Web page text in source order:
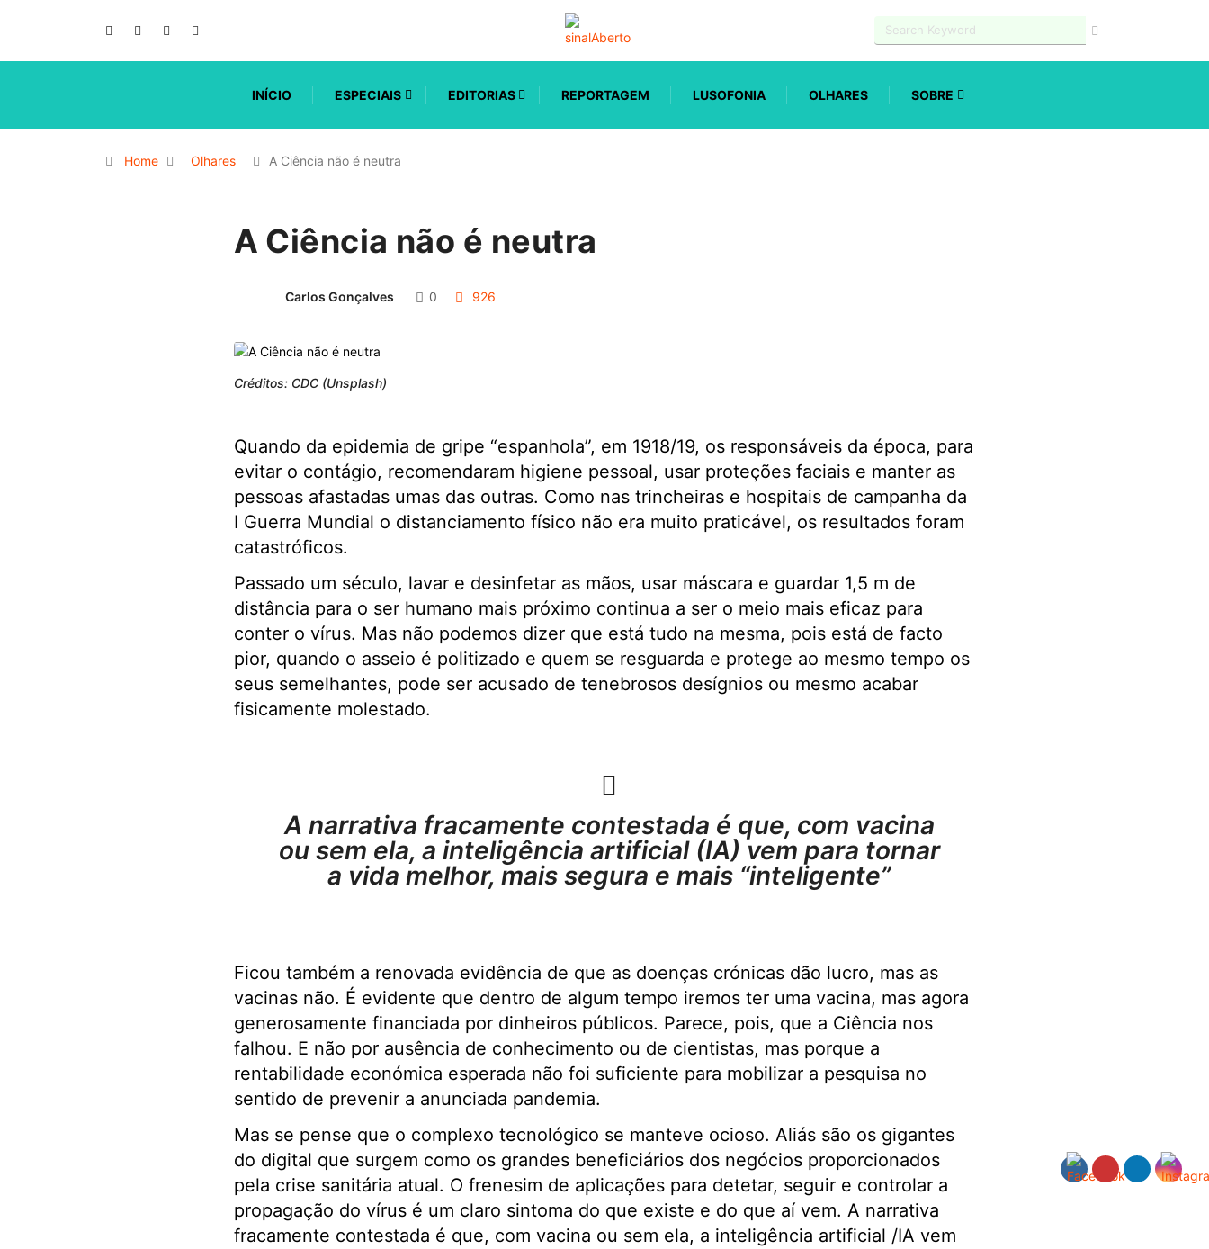
INÍCIO ESPECIAIS EDITORIAS REPORTAGEM LUSOFONIA OLHARES SOBRE
Home Olhares A Ciência não é neutra
A Ciência não é neutra
Carlos Gonçalves 0 926
Créditos: CDC (Unsplash)
Quando da epidemia de gripe “espanhola”, em 1918/19, os responsáveis da época, para
evitar o contágio, recomendaram higiene pessoal, usar proteções faciais e manter as
pessoas afastadas umas das outras. Como nas trincheiras e hospitais de campanha da
I Guerra Mundial o distanciamento físico não era muito praticável, os resultados foram
catastróficos.
Passado um século, lavar e desinfetar as mãos, usar máscara e guardar 1,5 m de
distância para o ser humano mais próximo continua a ser o meio mais eficaz para
conter o vírus. Mas não podemos dizer que está tudo na mesma, pois está de facto
pior, quando o asseio é politizado e quem se resguarda e protege ao mesmo tempo os
seus semelhantes, pode ser acusado de tenebrosos desígnios ou mesmo acabar
fisicamente molestado.
A narrativa fracamente contestada é que, com vacina
ou sem ela, a inteligência artificial (IA) vem para tornar
a vida melhor, mais segura e mais “inteligente”
Ficou também a renovada evidência de que as doenças crónicas dão lucro, mas as
vacinas não. É evidente que dentro de algum tempo iremos ter uma vacina, mas agora
generosamente financiada por dinheiros públicos. Parece, pois, que a Ciência nos
falhou. E não por ausência de conhecimento ou de cientistas, mas porque a
rentabilidade económica esperada não foi suficiente para mobilizar a pesquisa no
sentido de prevenir a anunciada pandemia.
Mas se pense que o complexo tecnológico se manteve ocioso. Aliás são os gigantes
do digital que surgem como os grandes beneficiários dos negócios proporcionados
pela crise sanitária atual. O frenesim de aplicações para detetar, seguir e controlar a
propagação do vírus é um claro sintoma do que existe e do que aí vem. A narrativa
fracamente contestada é que, com vacina ou sem ela, a inteligência artificial /IA vem